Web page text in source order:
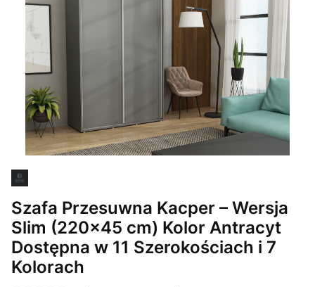
Szafa Przesuwna Kacper – Wersja
Slim (220x45 cm) Kolor Antracyt
Dostępna w 11 Szerokościach i 7
Kolorach